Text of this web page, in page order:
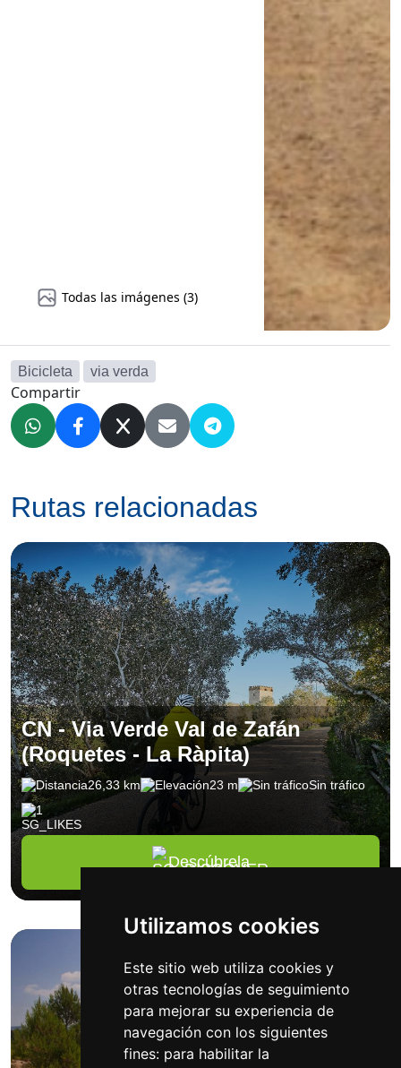
Utilizamos cookies
Este sitio web utiliza cookies y
otras tecnologías de seguimiento
para mejorar su experiencia de
navegación con los siguientes
fines: para habilitar la
Todas las imágenes (3)
Bicicleta via verda
Compartir
Rutas relacionadas
CN - Via Verde Val de Zafán
(Roquetes - La Ràpita)
26,33 km 23 m
Sin tráfico
1
Descúbrela